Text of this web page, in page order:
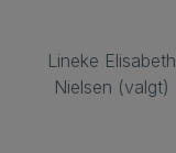
Lineke Elisabeth
Nielsen (valgt)